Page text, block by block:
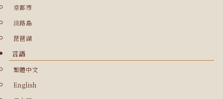
京都市
淡路島
琵琶湖
言語
繁體中文
English